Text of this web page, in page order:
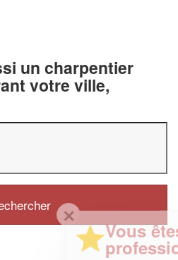
un charpentier
votre ville,
êtes un
?